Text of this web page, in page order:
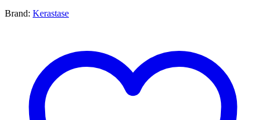
Brand: Kerastase